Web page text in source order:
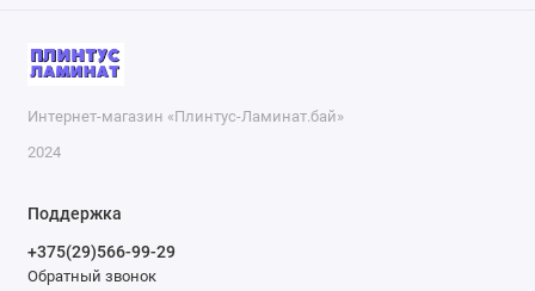
Интернет-магазин «Плинтус-Ламинат.бай»
2024
Поддержка
+375(29)566-99-29
Обратный звонок